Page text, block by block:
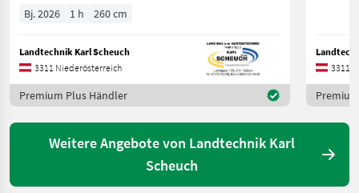
Bj. 2026 1 h 260 cm
Landtechnik Karl Scheuch
3311 Niederösterreich
Premium Plus Händler
3311
Weitere Angebote von Landtechnik Karl
Scheuch